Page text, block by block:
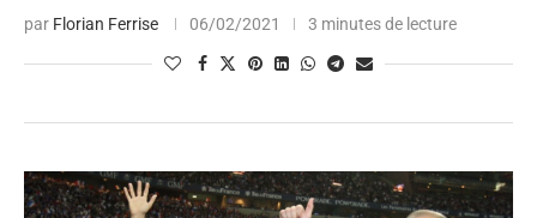
par Florian Ferrise 06/02/2021 3 minutes de lecture